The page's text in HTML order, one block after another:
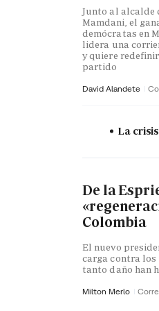
Junto al alcalde
Mamdani, el
demócratas en
lidera una
y quiere
partido
David Alandete
La
De la
Colombia
El nuevo
carga contra los
tanto daño han
Milton Merlo